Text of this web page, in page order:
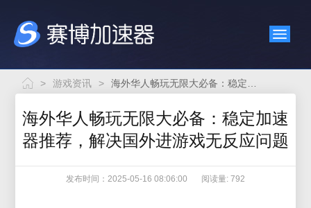
> 游戏资讯 >
海外华人畅玩无限大必备：稳定加速
器推荐，解决国外进游戏无反应问题
发布时间：2025-05-16 08:06:00 阅读量: 792